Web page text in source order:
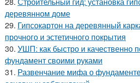
деревянном доме
29. Гипсокартон на деревянный
прочного и эстетичного покрытия
30. УШП: как быстро и качественно
фундамент своими руками
31. Развенчание мифа о